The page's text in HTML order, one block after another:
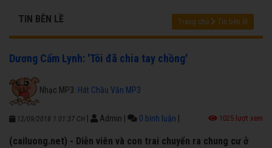
TIN BÊN LỀ Trang chủ Tin bên lề
Dương Cẩm Lynh: 'Tôi đã chia tay chồng'
Nhạc MP3: Hát Chầu Văn MP3
12/09/2018 1:01:37 CH Admin 0 bình luận 1025 lượt xem
(cailuong.net) - Diễn viên và con trai chuyển ra chung cư ở